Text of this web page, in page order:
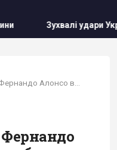
по Росії можуть